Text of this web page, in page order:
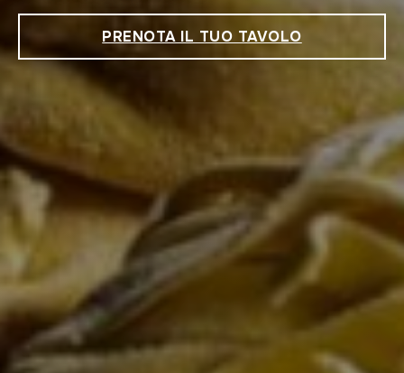
PRENOTA IL TUO TAVOLO